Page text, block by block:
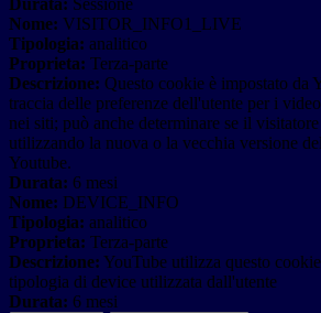
Durata: Sessione
Nome: VISITOR_INFO1_LIVE
Tipologia: analitico
Proprieta: Terza-parte
Descrizione: Questo cookie è impostato da
traccia delle preferenze dell'utente per i
nei siti; può anche determinare se il
utilizzando la nuova o la vecchia versione
Youtube.
Durata: 6 mesi
Nome: DEVICE_INFO
Tipologia: analitico
Proprieta: Terza-parte
Descrizione: YouTube utilizza questo
tipologia di device utilizzata dall'utente
Durata: 6 mesi